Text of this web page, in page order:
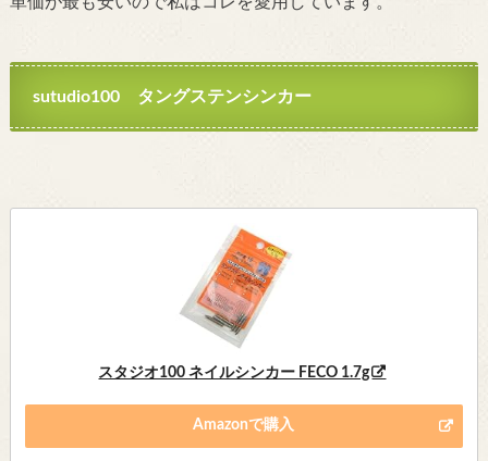
sutudio100 タングステンシンカー
スタジオ100 ネイルシンカー FECO 1.7g
Amazonで購入